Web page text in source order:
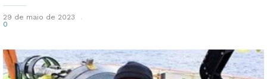
29 de maio de 2023
0